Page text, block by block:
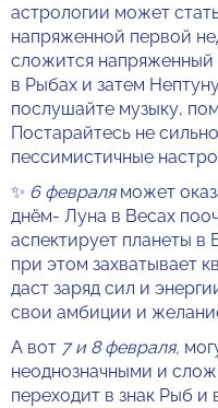
астрологии может
напряженной первой
сложится напряженный
в Рыбах и затем
послушайте музыку,
Постарайтесь не
пессимистичные
✨ 6 февраляможет
днём- Луна в Весах
аспектирует планеты
при этом захватывает
даст заряд сил и
свои амбиции и
А вот 7 и 8 февраля,
неоднозначными и
переходит в знак Рыб и